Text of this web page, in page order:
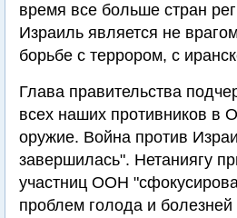
время все больше стран
Израиль является не
борьбе с террором, с
Глава правительства
всех наших противников в
оружие. Война против
завершилась". Нетаниягу
участниц ООН
проблем голода и болезней